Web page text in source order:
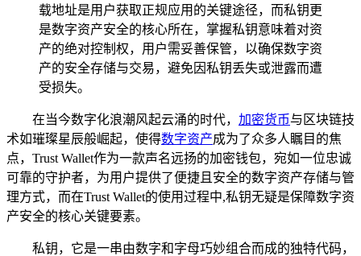
载地址是用户获取正规应用的关键途径，而私钥更
是数字资产安全的核心所在，掌握私钥意味着对资
产的绝对控制权，用户需妥善保管，以确保数字资
产的安全存储与交易，避免因私钥丢失或泄露而遭
受损失。
在当今数字化浪潮风起云涌的时代， 加密货币与区块链技
术如璀璨星辰般崛起，使得数字资产成为了众多人瞩目的焦
点，Trust Wallet作为一款声名远扬的加密钱包，宛如一位忠诚
可靠的守护者，为用户提供了便捷且安全的数字资产存储与管
理方式，而在Trust Wallet的使用过程中,私钥无疑是保障数字资
产安全的核心关键要素。
私钥，它是一串由数字和字母巧妙组合而成的独特代码，